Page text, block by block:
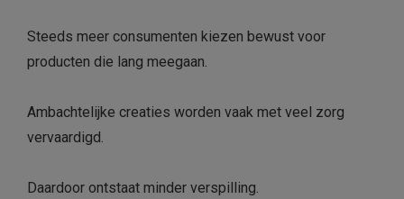
Steeds meer consumenten kiezen bewust voor
producten die lang meegaan.
Ambachtelijke creaties worden vaak met veel zorg
vervaardigd.
Daardoor ontstaat minder verspilling.